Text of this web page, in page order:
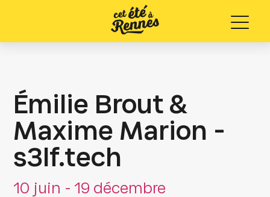
Menu
Émilie Brout &
Maxime Marion -
s3lf.tech
10 juin - 19 décembre